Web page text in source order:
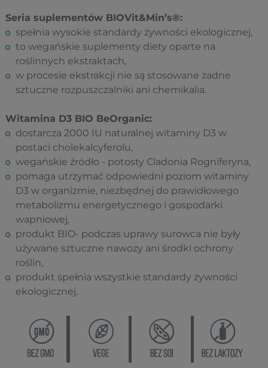
Seria suplementów BIOVit&Min’s®:
spełnia wysokie standardy żywności ekologicznej,
to wegańskie suplementy diety oparte na
roślinnych ekstraktach,
w procesie ekstrakcji nie są stosowane żadne
sztuczne rozpuszczalniki ani chemikalia.
Witamina D3 BIO BeOrganic:
dostarcza 2000 IU naturalnej witaminy D3 w
postaci cholekalcyferolu,
wegańskie źródło - potosty Cladonia Rogniferyna,
pomaga utrzymać odpowiedni poziom witaminy
D3 w organizmie, niezbędnej do prawidłowego
metabolizmu energetycznego i gospodarki
wapniowej,
produkt BIO- podczas uprawy surowca nie były
używane sztuczne nawozy ani środki ochrony
roślin,
produkt spełnia wszystkie standardy żywności
ekologicznej.